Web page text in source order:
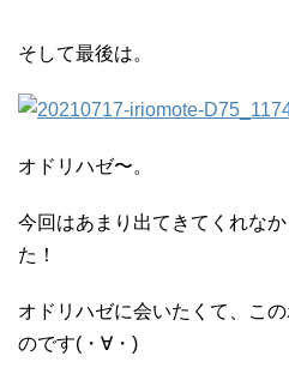
そして最後は。
オドリハゼ〜。
今回はあまり出てきてくれな
た！
オドリハゼに会いたくて、こ
のです(・∀・)